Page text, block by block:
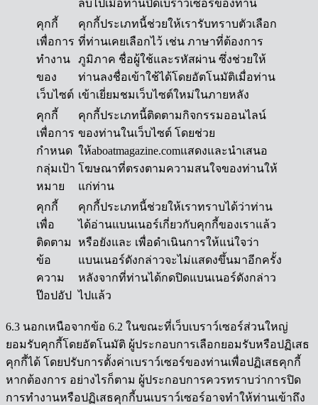
ลบไปเมื่อท่านปิดเบราว์เซอร์ของท่าน
คุกกี้
เพื่อการ
ทำงาน
ของ
เว็บไซต์
คุกกี้ประเภทนี้ช่วยให้เรารับทราบตัวเลือก
ที่ท่านเคยเลือกไว้ เช่น ภาษาที่ต้องการ
ภูมิภาค ชื่อผู้ใช้และรหัสผ่าน ซึ่งช่วยให้
ท่านลงชื่อเข้าใช้ได้โดยอัตโนมัติเมื่อท่าน
เข้าเยี่ยมชมเว็บไซต์ใหม่ในภายหลัง
คุกกี้
เพื่อการ
กำหนด
กลุ่มเป้า
หมาย
คุกกี้ประเภทนี้ติดตามกิจกรรมออนไลน์
ของท่านในเว็บไซต์ โดยช่วย
ให้aboatmagazine.comแสดงและนำเสนอ
โฆษณาที่ตรงตามความสนใจของท่านให้
แก่ท่าน
คุกกี้
เพื่อ
ติดตาม
ข้อ
ความ
ป๊อปอัป
คุกกี้ประเภทนี้ช่วยให้เราทราบได้ว่าท่าน
ได้อ่านแบนเนอร์เกี่ยวกับคุกกี้ของเราแล้ว
หรือยังและ เพื่อดำเนินการให้แน่ใจว่า
แบนเนอร์ดังกล่าวจะไม่แสดงขึ้นมาอีกครั้ง
หลังจากที่ท่านได้กดปิดแบนเนอร์ดังกล่าว
ไปแล้ว
6.3 นอกเหนือจากข้อ 6.2 ในขณะที่เว็บเบราว์เซอร์ส่วนใหญ่
ยอมรับคุกกี้โดยอัตโนมัติ ผู้ประกอบการเลือกยอมรับหรือปฏิเสธ
คุกกี้ได้ โดยปรับการตั้งค่าเบราว์เซอร์ของท่านเพื่อปฏิเสธคุกกี้
หากต้องการ อย่างไรก็ตาม ผู้ประกอบการควรทราบว่าการปิด
การทำงานหรือปฏิเสธคุกกี้บนเบราว์เซอร์อาจทำให้ท่านเข้าถึง